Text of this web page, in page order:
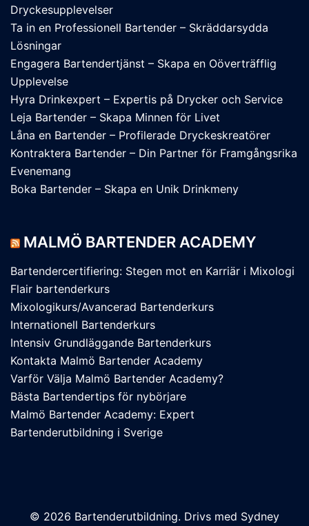
Dryckesupplevelser
Ta in en Professionell Bartender – Skräddarsydda
Lösningar
Engagera Bartendertjänst – Skapa en Oöverträfflig
Upplevelse
Hyra Drinkexpert – Expertis på Drycker och Service
Leja Bartender – Skapa Minnen för Livet
Låna en Bartender – Profilerade Dryckeskreatörer
Kontraktera Bartender – Din Partner för Framgångsrika
Evenemang
Boka Bartender – Skapa en Unik Drinkmeny
MALMÖ BARTENDER ACADEMY
Bartendercertifiering: Stegen mot en Karriär i Mixologi
Flair bartenderkurs
Mixologikurs/Avancerad Bartenderkurs
Internationell Bartenderkurs
Intensiv Grundläggande Bartenderkurs
Kontakta Malmö Bartender Academy
Varför Välja Malmö Bartender Academy?
Bästa Bartendertips för nybörjare
Malmö Bartender Academy: Expert
Bartenderutbildning i Sverige
© 2026 Bartenderutbildning. Drivs med Sydney